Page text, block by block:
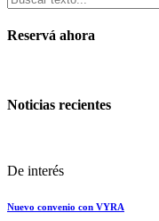
Reservá ahora
Noticias recientes
De interés
Nuevo convenio con VYRA